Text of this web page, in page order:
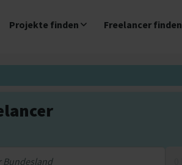
Projekte finden Freelancer finden